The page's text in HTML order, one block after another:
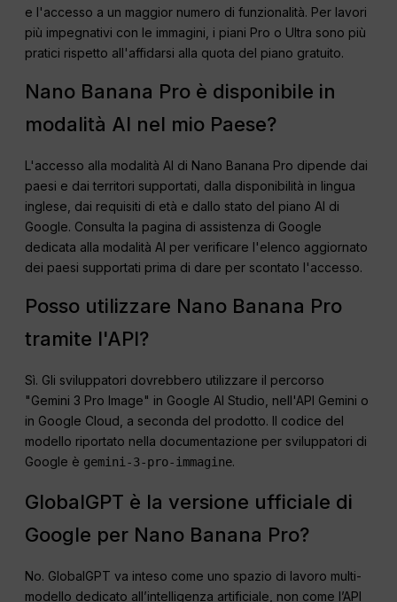
e l'accesso a un maggior numero di funzionalità. Per lavori
più impegnativi con le immagini, i piani Pro o Ultra sono più
pratici rispetto all'affidarsi alla quota del piano gratuito.
Nano Banana Pro è disponibile in
modalità AI nel mio Paese?
L'accesso alla modalità AI di Nano Banana Pro dipende dai
paesi e dai territori supportati, dalla disponibilità in lingua
inglese, dai requisiti di età e dallo stato del piano AI di
Google. Consulta la pagina di assistenza di Google
dedicata alla modalità AI per verificare l'elenco aggiornato
dei paesi supportati prima di dare per scontato l'accesso.
Posso utilizzare Nano Banana Pro
tramite l'API?
Sì. Gli sviluppatori dovrebbero utilizzare il percorso
"Gemini 3 Pro Image" in Google AI Studio, nell'API Gemini o
in Google Cloud, a seconda del prodotto. Il codice del
modello riportato nella documentazione per sviluppatori di
Google è gemini-3-pro-immagine.
GlobalGPT è la versione ufficiale di
Google per Nano Banana Pro?
No. GlobalGPT va inteso come uno spazio di lavoro multi-
modello dedicato all’intelligenza artificiale, non come l’API